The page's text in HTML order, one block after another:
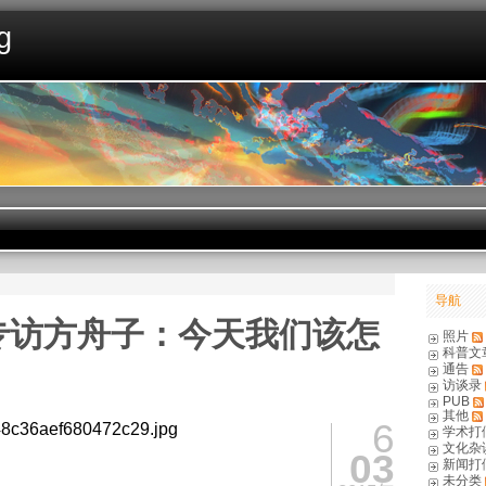
方舟子：今天我们该怎
6
03
导航
照片
科普文
通告
访谈录
PUB
其他
学术打
文化杂
新闻打
未分类